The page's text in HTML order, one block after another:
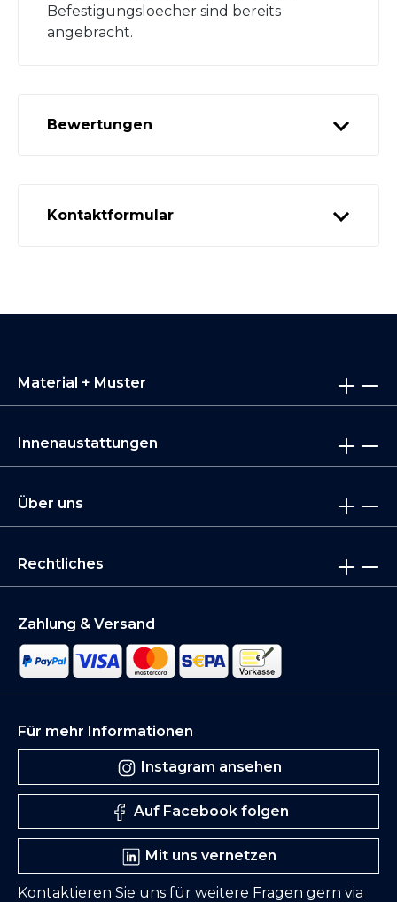
Befestigungsloecher sind bereits
angebracht.
Bewertungen
Kontaktformular
Material + Muster
Innenaustattungen
Über uns
Rechtliches
Zahlung & Versand
Für mehr Informationen
Instagram ansehen
Auf Facebook folgen
Mit uns vernetzen
Kontaktieren Sie uns für weitere Fragen gern via